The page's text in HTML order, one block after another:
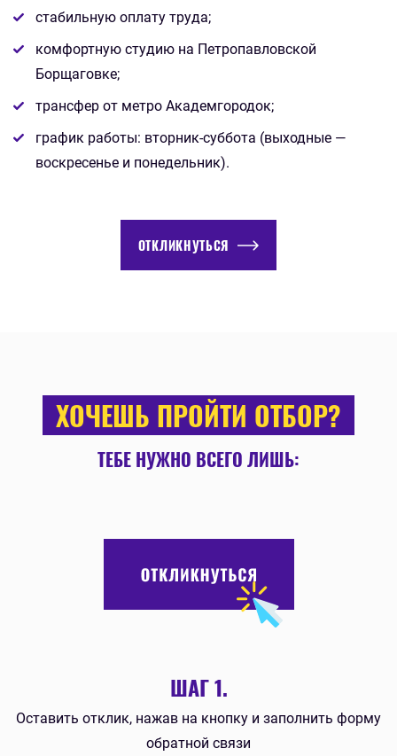
стабильную оплату труда;
комфортную студию на Петропавловской
Борщаговке;
трансфер от метро Академгородок;
график работы: вторник-суббота (выходные —
воскресенье и понедельник).
ОТКЛИКНУТЬСЯ
ХОЧЕШЬ ПРОЙТИ ОТБОР?
ТЕБЕ НУЖНО ВСЕГО ЛИШЬ:
ШАГ 1.
Оставить отклик, нажав на кнопку и заполнить форму
обратной связи